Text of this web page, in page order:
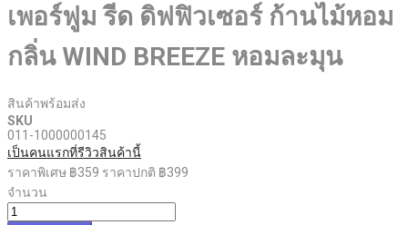
เพอร์ฟูม รีด ดิฟฟิวเซอร์ ก้านไม้หอม
กลิ่น WIND BREEZE หอมละมุน
สินค้าพร้อมส่ง
SKU
011-1000000145
เป็นคนแรกที่รีวิวสินค้านี้
ราคาพิเศษ ฿359 ราคาปกติ ฿399
จำนวน